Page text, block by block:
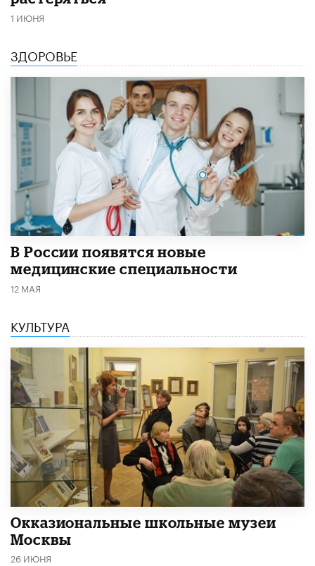
1 ИЮНЯ
ЗДОРОВЬЕ
В России появятся новые
медицинские специальности
12 МАЯ
КУЛЬТУРА
​Окказиональные школьные музеи
Москвы
26 ИЮНЯ